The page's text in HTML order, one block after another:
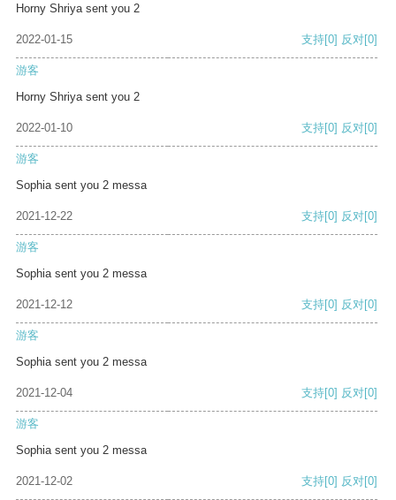
Horny Shriya sent you 2
2022-01-15 支持[0] 反对[0]
游客
Horny Shriya sent you 2
2022-01-10 支持[0] 反对[0]
游客
Sophia sent you 2 messa
2021-12-22 支持[0] 反对[0]
游客
Sophia sent you 2 messa
2021-12-12 支持[0] 反对[0]
游客
Sophia sent you 2 messa
2021-12-04 支持[0] 反对[0]
游客
Sophia sent you 2 messa
2021-12-02 支持[0] 反对[0]